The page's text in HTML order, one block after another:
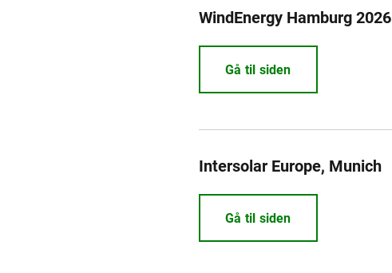
WindEnergy Hamburg 2026
Gå til siden
Intersolar Europe, Munich
Gå til siden